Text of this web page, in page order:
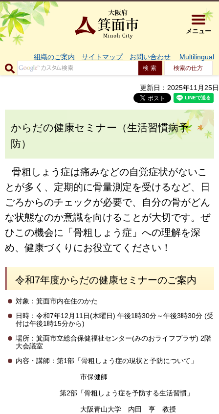
大阪府箕
メニュー
組織のご案内 サイトマップ お問い合わせ Multilingual
検索の仕方
更新日：2025年11月25日
からだの健康セミナー（生活習慣病予
防）
骨粗しょう症は痛みなどの自覚症状がないこ
とが多く、定期的に骨量測定を受けるなど、日
ごろからのチェックが必要で、自分の骨がどん
な状態なのか意識を向けることが大切です。ぜ
ひこの機会に「骨粗しょう症」への理解を深
め、健康づくりにお役立てください！
令和7年度からだの健康セミナーのご案内
対象：箕面市内在住のかた
日時：令和7年12月11日(木曜日) 午後1時30分～午後3時30分 (受
付は午後1時15分から)
場所：箕面市立総合保健福祉センター(みのおライフプラザ) 2階
大会議室
内容・講師：第1部「骨粗しょう症の現状と予防について」
市保健師
第2部「骨粗しょう症を予防する生活習慣」
大阪青山大学 内田 亨 教授